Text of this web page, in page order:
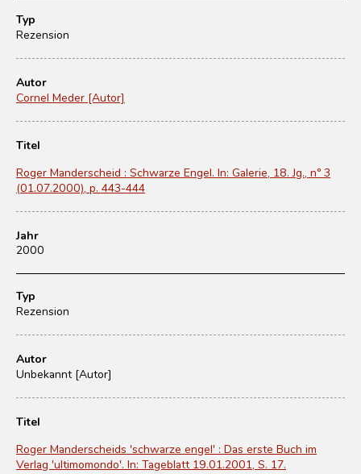
Typ
Rezension
Autor
Cornel Meder [Autor]
Titel
Roger Manderscheid : Schwarze Engel. In: Galerie, 18. Jg., nº 3
(01.07.2000), p. 443-444
Jahr
2000
Typ
Rezension
Autor
Unbekannt [Autor]
Titel
Roger Manderscheids 'schwarze engel' : Das erste Buch im
Verlag 'ultimomondo'. In: Tageblatt 19.01.2001, S. 17.